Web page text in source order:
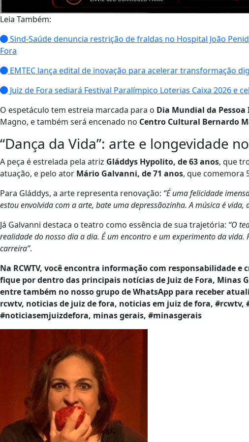
Leia Também:
Sind-Saúde denuncia restrição de fraldas no Hospital João
Fora
EMTEC lança edital de inovação para acelerar transformação
Juiz de Fora sediará Festival Paralímpico Loterias Caixa 2026 e
O espetáculo tem estreia marcada para o Dia Mundial da Pessoa
Magno, e também será encenado no Centro Cultural Bernardo
“Dança da Vida”: arte e longevidade
A peça é estrelada pela atriz Gláddys Hypolito, de 63 anos, que
atuação, e pelo ator Mário Galvanni, de 71 anos, que comemora
Para Gláddys, a arte representa renovação: “É uma felicidade
estou envolvida com a arte, bate uma depressãozinha. A música é
Já Galvanni destaca o teatro como essência de sua trajetória: “O
realidade do nosso dia a dia. É um encontro e um experimento da vida.
carreira”.
Na RCWTV, você encontra informação com responsabilidade
fique por dentro das principais notícias de Juiz de Fora, Minas
entre também no nosso grupo de WhatsApp para receber
rcwtv, noticias de juiz de fora, noticias em juiz de fora,
#noticiasemjuizdefora, minas gerais, #minasgerais